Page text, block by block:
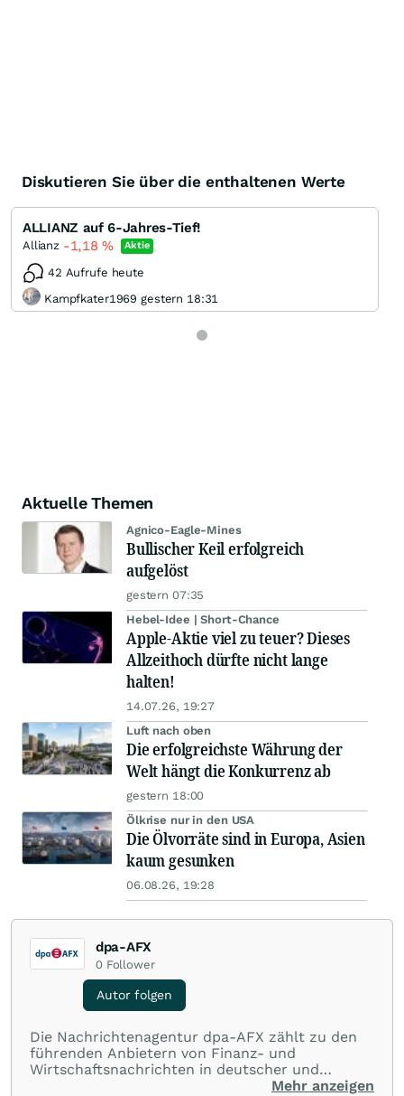
Diskutieren Sie über die enthaltenen Werte
ALLIANZ auf 6-Jahres-Tief!
Allianz -1,18% Aktie
42 Aufrufe heute
Kampfkater1969 gestern 18:31
Aktuelle Themen
Agnico-Eagle-Mines
Bullischer Keil erfolgreich
aufgelöst
gestern 07:35
Hebel-Idee | Short-Chance
Apple-Aktie viel zu teuer? Dieses
Allzeithoch dürfte nicht lange
halten!
14.07.26, 19:27
Luft nach oben
Die erfolgreichste Währung der
Welt hängt die Konkurrenz ab
gestern 18:00
Ölkrise nur in den USA
Die Ölvorräte sind in Europa, Asien
kaum gesunken
06.08.26, 19:28
dpa-AFX
0 Follower
Autor folgen
Die Nachrichtenagentur dpa-AFX zählt zu den
führenden Anbietern von Finanz- und
Wirtschaftsnachrichten in deutscher und
englischer Sprache. Gestützt auf einMehr anzeigen